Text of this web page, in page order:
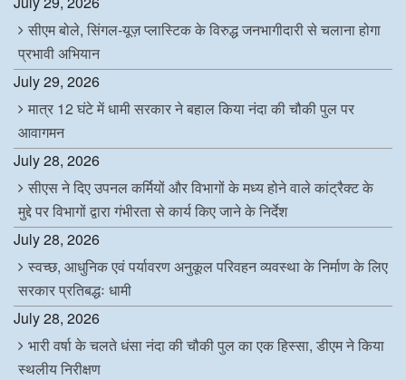
सीएम बोले, सिंगल-यूज़ प्लास्टिक के विरुद्ध जनभागीदारी से चलाना होगा
प्रभावी अभियान
July 29, 2026
मात्र 12 घंटे में धामी सरकार ने बहाल किया नंदा की चौकी पुल पर
आवागमन
July 28, 2026
सीएस ने दिए उपनल कर्मियों और विभागों के मध्य होने वाले कांट्रैक्ट के
मुद्दे पर विभागों द्वारा गंभीरता से कार्य किए जाने के निर्देश
July 28, 2026
स्वच्छ, आधुनिक एवं पर्यावरण अनुकूल परिवहन व्यवस्था के निर्माण के लिए
सरकार प्रतिबद्धः धामी
July 28, 2026
भारी वर्षा के चलते धंसा नंदा की चौकी पुल का एक हिस्सा, डीएम ने किया
स्थलीय निरीक्षण